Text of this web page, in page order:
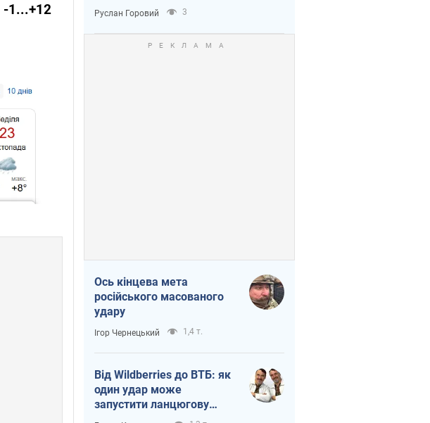
-1...+12
Руслан Горовий 3
Ось кінцева мета
російського масованого
удару
Ігор Чернецький 1,4 т.
Від Wildberries до ВТБ: як
один удар може
запустити ланцюгову
реакцію в Росії